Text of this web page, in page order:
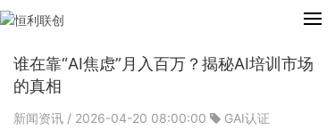
谁在靠“AI焦虑”月入百万？揭秘AI培训市场
的真相
新闻资讯 / 2026-04-20 08:00:00
GAI认证